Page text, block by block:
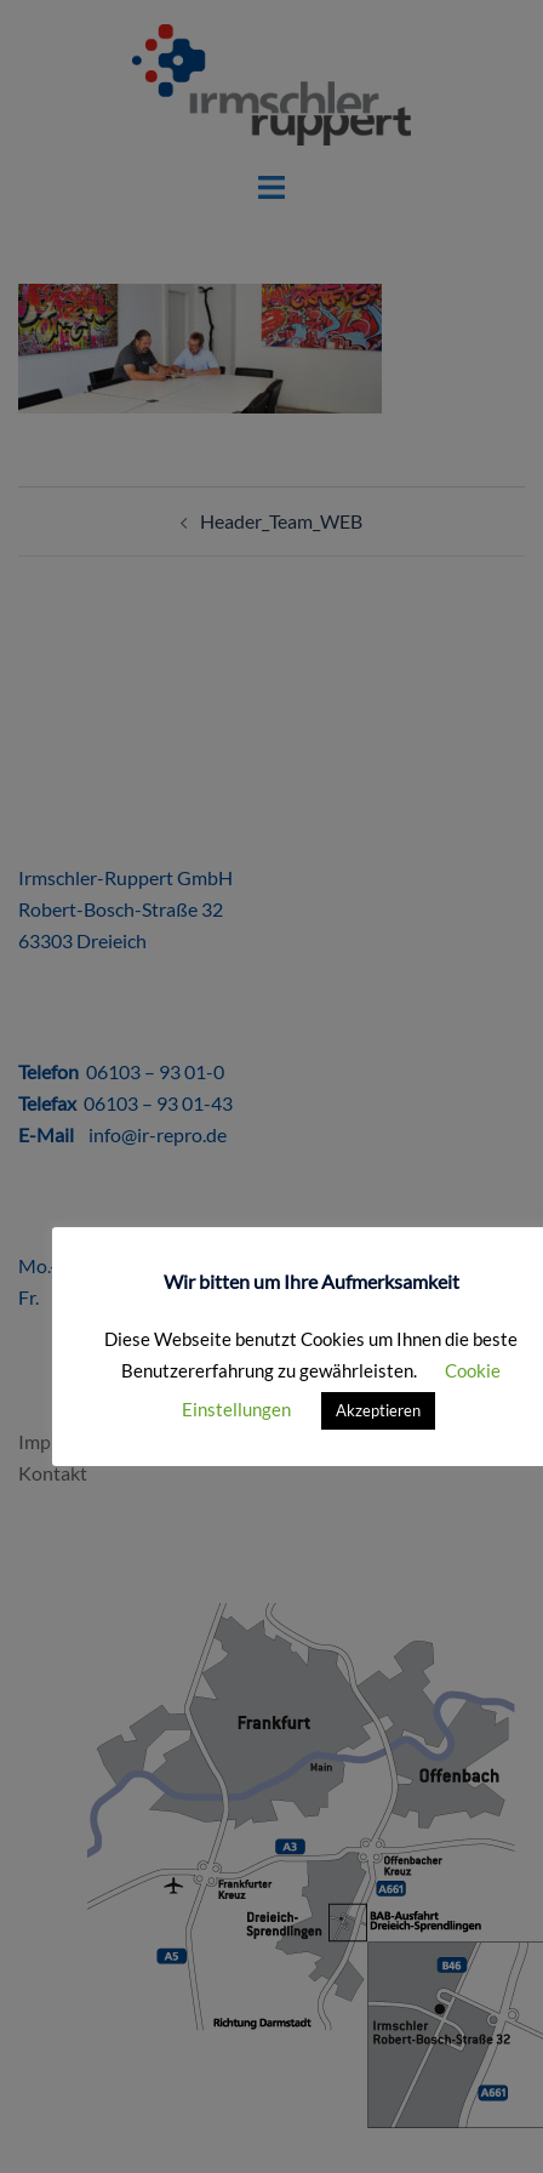
Header_Team_WEB
Irmschler-Ruppert GmbH
Robert-Bosch-Straße 32
63303 Dreieich
Telefon 06103 – 93 01-0
Telefax06103 – 93 01-43
E-Mail
info@ir-repro.de
ÖFFNUNGSZEITEN
Mo.-Do. 8.00 – 17.00 Uhr
Fr. 8.00 – 16.00 Uhr
Impressum & Datenschutz
Kontakt
Wir bitten um Ihre Aufmerksamkeit
Diese Webseite benutzt Cookies um Ihnen die beste
Benutzererfahrung zu gewährleisten.
Cookie
Einstellungen
Akzeptieren